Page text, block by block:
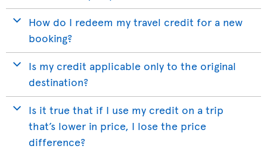
How do I redeem my travel credit for a new
booking?
Is my credit applicable only to the original
destination?
Is it true that if I use my credit on a trip
that’s lower in price, I lose the price
difference?